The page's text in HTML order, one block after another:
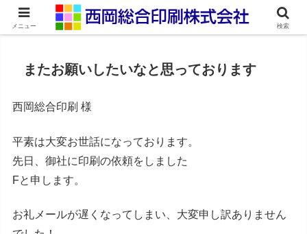
ネット印刷通販・オンデマンド印刷
またお願いしたいなと思っております
西岡総合印刷 様
平素は大変お世話になっております。
先日、御社に印刷の依頼をしました
Fと申します。
お礼メールが遅くなってしまい、大変申し訳ありません
メニュー 検索